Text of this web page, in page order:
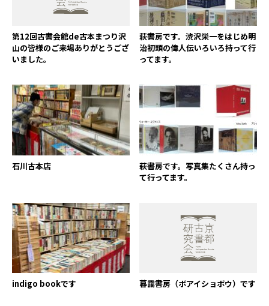
第12回古書会館de古本まつり沢
山の皆様のご来場ありがとうござ
いました。
萩書房です。渋沢栄一をはじめ明
治初頭の偉人伝いろいろ持って行
ってます。
石川古本店
萩書房です。写真集たくさん持っ
て行ってます。
indigo bookです 暮靄書房（ボアイショボウ）です